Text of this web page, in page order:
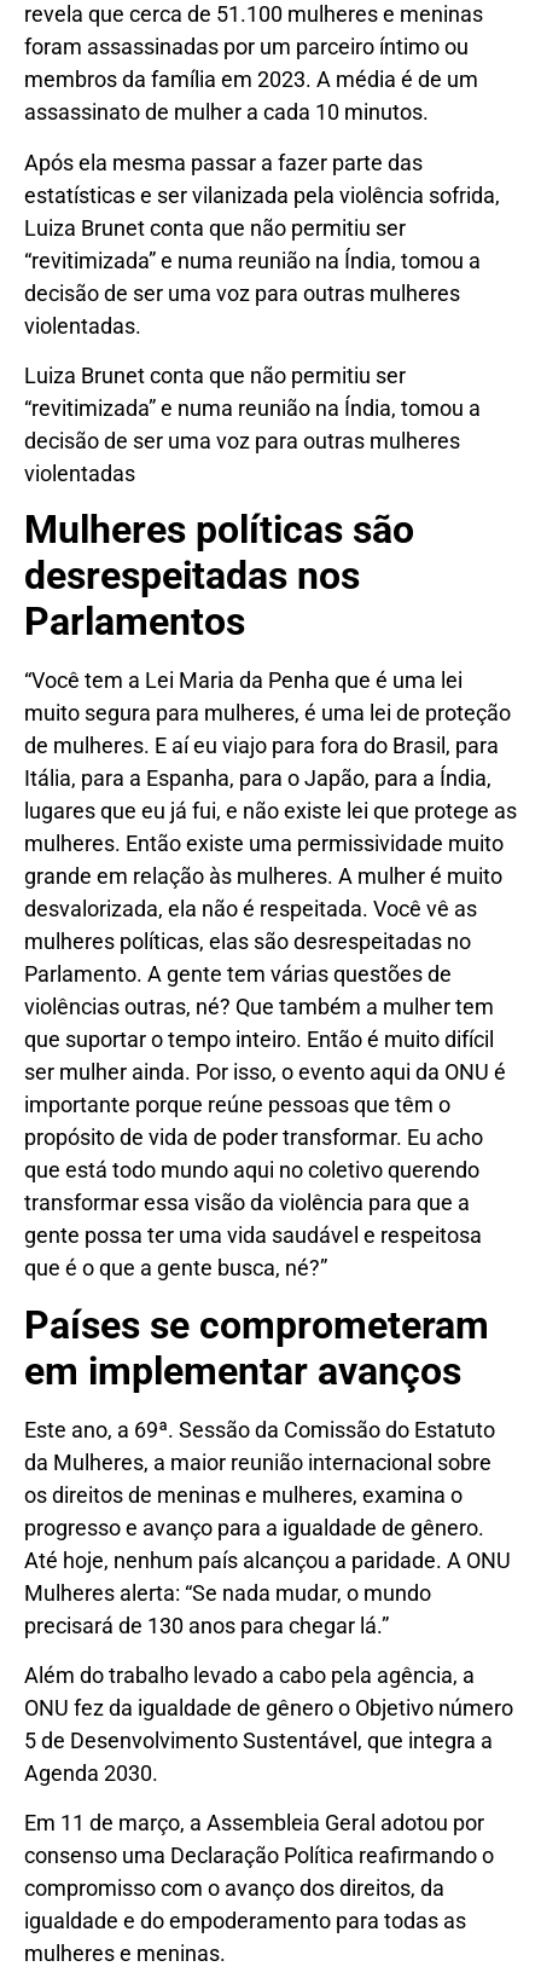
revela que cerca de 51.100 mulheres e meninas
foram assassinadas por um parceiro íntimo ou
membros da família em 2023. A média é de um
assassinato de mulher a cada 10 minutos.
Após ela mesma passar a fazer parte das
estatísticas e ser vilanizada pela violência sofrida,
Luiza Brunet conta que não permitiu ser
“revitimizada” e numa reunião na Índia, tomou a
decisão de ser uma voz para outras mulheres
violentadas.
Luiza Brunet conta que não permitiu ser
“revitimizada” e numa reunião na Índia, tomou a
decisão de ser uma voz para outras mulheres
violentadas
Mulheres políticas são
desrespeitadas nos
Parlamentos
“Você tem a Lei Maria da Penha que é uma lei
muito segura para mulheres, é uma lei de proteção
de mulheres. E aí eu viajo para fora do Brasil, para
Itália, para a Espanha, para o Japão, para a Índia,
lugares que eu já fui, e não existe lei que protege as
mulheres. Então existe uma permissividade muito
grande em relação às mulheres. A mulher é muito
desvalorizada, ela não é respeitada. Você vê as
mulheres políticas, elas são desrespeitadas no
Parlamento. A gente tem várias questões de
violências outras, né? Que também a mulher tem
que suportar o tempo inteiro. Então é muito difícil
ser mulher ainda. Por isso, o evento aqui da ONU é
importante porque reúne pessoas que têm o
propósito de vida de poder transformar. Eu acho
que está todo mundo aqui no coletivo querendo
transformar essa visão da violência para que a
gente possa ter uma vida saudável e respeitosa
que é o que a gente busca, né?”
Países se comprometeram
em implementar avanços
Este ano, a 69ª. Sessão da Comissão do Estatuto
da Mulheres, a maior reunião internacional sobre
os direitos de meninas e mulheres, examina o
progresso e avanço para a igualdade de gênero.
Até hoje, nenhum país alcançou a paridade. A ONU
Mulheres alerta: “Se nada mudar, o mundo
precisará de 130 anos para chegar lá.”
Além do trabalho levado a cabo pela agência, a
ONU fez da igualdade de gênero o Objetivo número
5 de Desenvolvimento Sustentável, que integra a
Agenda 2030.
Em 11 de março, a Assembleia Geral adotou por
consenso uma Declaração Política reafirmando o
compromisso com o avanço dos direitos, da
igualdade e do empoderamento para todas as
mulheres e meninas.